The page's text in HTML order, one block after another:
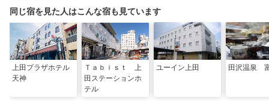
同じ宿を見た人はこんな宿も見ています
上田プラザホテル
天神
Ｔａｂｉｓｔ 上
田ステーションホ
テル
ユーイン上田 田沢温泉